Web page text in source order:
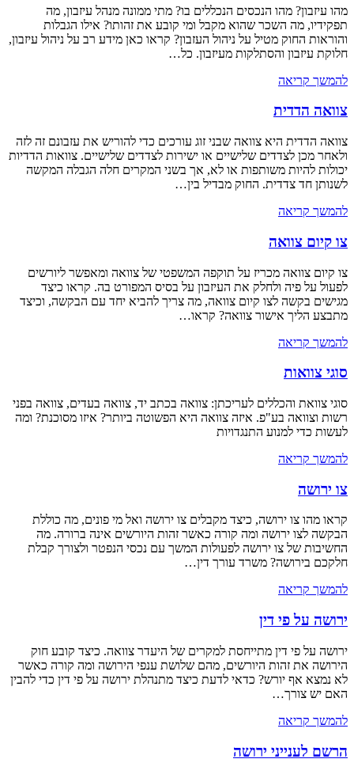
מהו עיזבון? מהו הנכסים הנכללים בו? מתי ממונה מנהל עיזבון, מה
תפקידיו, מה השכר שהוא מקבל ומי קובע את זהותו? אילו הגבלות
והוראות החוק מטיל על ניהול העזבון? קראו כאן מידע רב על ניהול עיזבון,
חלוקת עיזבון והסתלקות מעיזבון. כל…
להמשך קריאה
צוואה הדדית
צוואה הדדית היא צוואה שבני זוג עורכים כדי להוריש את עזבונם זה לזה
ולאחר מכן לצדדים שלישיים או ישירות לצדדים שלישיים. צוואות הדדיות
יכולות להיות משותפות או לא, אך בשני המקרים חלה הגבלה המקשה
לשנותן חד צדדית. החוק מבדיל בין…
להמשך קריאה
צו קיום צוואה
צו קיום צוואה מכריז על תוקפה המשפטי של צוואה ומאפשר ליורשים
לפעול על פיה ולחלק את העיזבון על בסיס המפורט בה. קראו כיצד
מגישים בקשה לצו קיום צוואה, מה צריך להביא יחד עם הבקשה, וכיצד
מתבצע הליך אישור צוואה? קראו…
להמשך קריאה
סוגי צוואות
סוגי צוואת והכללים לעריכתן: צוואה בכתב יד, צוואה בעדים, צוואה בפני
רשות וצוואה בע"פ. איזה צוואה היא הפשוטה ביותר? איזו מסוכנת? ומה
לעשות כדי למנוע התנגדויות
להמשך קריאה
צו ירושה
קראו מהו צו ירושה, כיצד מקבלים צו ירושה ואל מי פונים, מה כוללת
הבקשה לצו ירושה ומה קורה כאשר זהות היורשים אינה ברורה. מה
החשיבות של צו ירושה לפעולות המשך עם נכסי הנפטר ולצורך קבלת
חלקכם בירושה? משרד עורך דין…
להמשך קריאה
ירושה על פי דין
ירושה על פי דין מתייחסת למקרים של היעדר צוואה. כיצד קובע חוק
הירושה את זהות היורשים, מהם שלושת ענפי הירושה ומה קורה כאשר
לא נמצא אף יורש? כדאי לדעת כיצד מתנהלת ירושה על פי דין כדי להבין
האם יש צורך…
להמשך קריאה
הרשם לענייני ירושה